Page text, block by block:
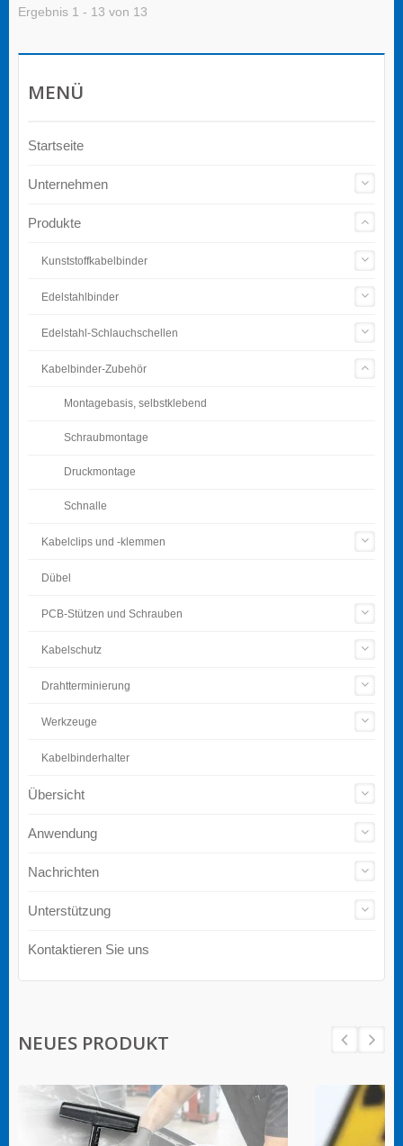
Ergebnis 1 - 13 von 13
MENÜ
Startseite
Unternehmen
Produkte
Kunststoffkabelbinder
Edelstahlbinder
Edelstahl-Schlauchschellen
Kabelbinder-Zubehör
Montagebasis, selbstklebend
Schraubmontage
Druckmontage
Schnalle
Kabelclips und -klemmen
Dübel
PCB-Stützen und Schrauben
Kabelschutz
Drahtterminierung
Werkzeuge
Kabelbinderhalter
Übersicht
Anwendung
Nachrichten
Unterstützung
Kontaktieren Sie uns
NEUES PRODUKT